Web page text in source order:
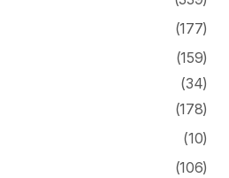
(177)
(159)
(34)
(178)
(10)
(106)